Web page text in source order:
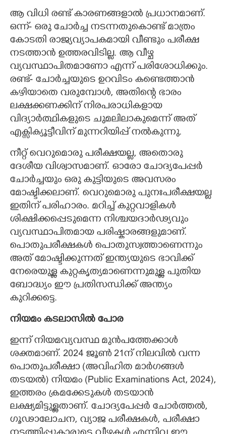
ആ വിധി രണ്ട് കാരണങ്ങളാൽ പ്രധാനമാണ്.
ഒന്ന്- ഒരു ചോർച്ച നടന്നതുകൊണ്ട് മാത്രം
കോടതി രാജ്യവ്യാപകമായി വീണ്ടും പരീക്ഷ
നടത്താൻ ഉത്തരവിടില്ല. ആ വീഴ്ച
വ്യവസ്ഥാപിതമാണോ എന്ന് പരിശോധിക്കും.
രണ്ട്- ചോർച്ചയുടെ ഉറവിടം കണ്ടെത്താൻ
കഴിയാതെ വരുമ്പോൾ, അതിന്റെ ഭാരം
ലക്ഷക്കണക്കിന് നിരപരാധികളായ
വിദ്യാർത്ഥികളുടെ ചുമലിലാകുമെന്ന് അത്
എക്സിക്യൂട്ടീവിന് മുന്നറിയിപ്പ് നൽകുന്നു.
നീറ്റ് വെറുമൊരു പരീക്ഷയല്ല, അതൊരു
ദേശീയ വിശ്വാസമാണ്. ഓരോ ചോദ്യപേപ്പർ
ചോർച്ചയും ഒരു കുട്ടിയുടെ അവസരം
മോഷ്ടിക്കലാണ്. വെറുമൊരു പുനഃപരീക്ഷയല്ല
ഇതിന് പരിഹാരം. മറിച്ച് കുറ്റവാളികൾ
ശിക്ഷിക്കപ്പെടുമെന്ന നിശ്ചയദാർഢ്യവും
വ്യവസ്ഥാപിതമായ പരിഷ്കാരങ്ങളുമാണ്.
പൊതുപരീക്ഷകൾ പൊതുസ്വത്താണെന്നും
അത് മോഷ്ടിക്കുന്നത് ഇന്ത്യയുടെ ഭാവിക്ക്
നേരെയുള്ള കുറ്റകൃത്യമാണെന്നുമുള്ള പുതിയ
ബോദ്ധ്യം ഈ പ്രതിസന്ധിക്ക് അന്ത്യം
കുറിക്കട്ടെ.
നിയമം കടലാസിൽ പോര
​ഇന്ന് നിയമവ്യവസ്ഥ മുൻപത്തേക്കാൾ
ശക്തമാണ്. 2024 ജൂൺ 21ന് നിലവിൽ വന്ന
പൊതുപരീക്ഷാ (അവിഹിത മാർഗങ്ങൾ
തടയൽ) നിയമം (Public Examinations Act, 2024),
ഇത്തരം ക്രമക്കേടുകൾ തടയാൻ
ലക്ഷ്യമിട്ടുള്ളതാണ്. ചോദ്യപേപ്പർ ചോർത്തൽ,
ഗൂഢാലോചന, വ്യാജ പരീക്ഷകൾ, പരീക്ഷാ